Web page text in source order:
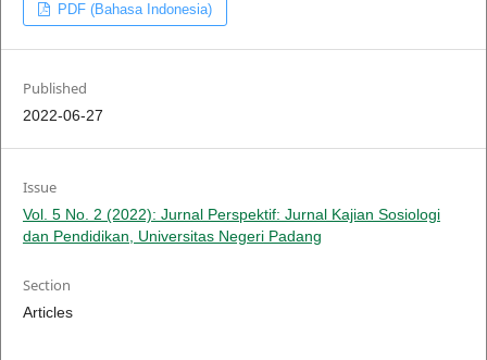
PDF (Bahasa Indonesia)
Published
2022-06-27
Issue
Vol. 5 No. 2 (2022): Jurnal Perspektif: Jurnal Kajian Sosiologi
dan Pendidikan, Universitas Negeri Padang
Section
Articles